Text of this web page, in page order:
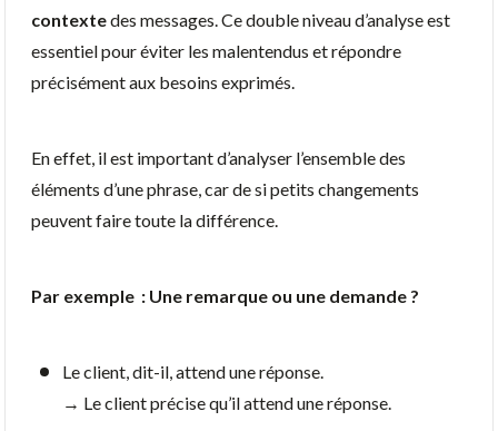
contextedes messages. Ce double niveau d’analyse est
essentiel pour éviter les malentendus et répondre
précisément aux besoins exprimés.
En effet, il est important d’analyser l’ensemble des
éléments d’une phrase, car de si petits changements
peuvent faire toute la différence.
Par exemple : Une remarque ou une demande ?
Le client, dit-il, attend une réponse.
→ Le client précise qu’il attend une réponse.